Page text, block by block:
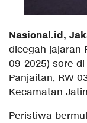
Nasional.id,
dicegah jajaran
09-2025) sore
Panjaitan, RW
Kecamatan
Peristiwa